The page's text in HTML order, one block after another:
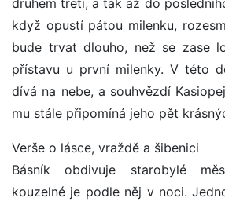
druhém třetí, a tak až do
když opustí pátou milenku,
bude trvat dlouho, než se zase
přístavu u první milenky. V této
dívá na nebe, a souhvězdí
mu stále připomíná jeho pět
Verše o lásce, vraždě a šibenici
Básník obdivuje starobylé
kouzelné je podle něj v noci.